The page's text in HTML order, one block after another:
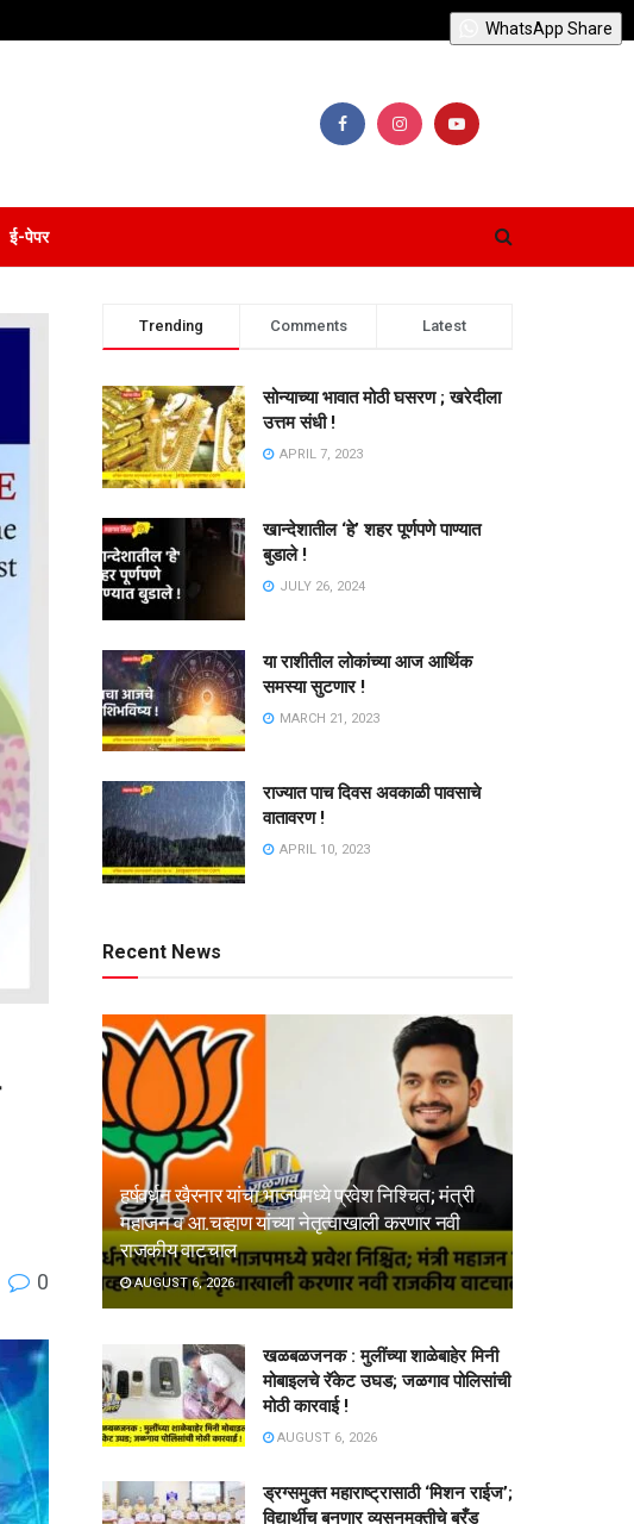
ई-पेपर
0
Trending Comments Latest
सोन्याच्या भावात मोठी घसरण ; खरेदीला
उत्तम संधी !
APRIL 7, 2023
खान्देशातील ‘हे’ शहर पूर्णपणे पाण्यात
बुडाले !
JULY 26, 2024
या राशीतील लोकांच्या आज आर्थिक
समस्या सुटणार !
MARCH 21, 2023
राज्यात पाच दिवस अवकाळी पावसाचे
वातावरण !
APRIL 10, 2023
Recent News
हर्षवर्धन खैरनार यांचा भाजपमध्ये प्रवेश निश्चित; मंत्री
महाजन व आ.चव्हाण यांच्या नेतृत्वाखाली करणार नवी
राजकीय वाटचाल
AUGUST 6, 2026
खळबळजनक : मुलींच्या शाळेबाहेर मिनी
मोबाइलचे रॅकेट उघड; जळगाव पोलिसांची
मोठी कारवाई !
AUGUST 6, 2026
ड्रग्समुक्त महाराष्ट्रासाठी ‘मिशन राईज’;
विद्यार्थीच बनणार व्यसनमुक्तीचे ब्रँड
WhatsApp Share